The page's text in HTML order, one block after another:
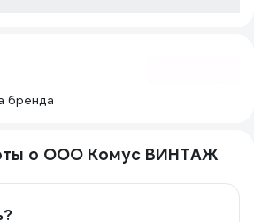
бренда
о ООО Комус ВИНТАЖ